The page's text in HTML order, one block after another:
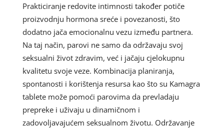
Prakticiranje redovite intimnosti također potiče
proizvodnju hormona sreće i povezanosti, što
dodatno jača emocionalnu vezu između partnera.
Na taj način, parovi ne samo da održavaju svoj
seksualni život zdravim, već i jačaju cjelokupnu
kvalitetu svoje veze. Kombinacija planiranja,
spontanosti i korištenja resursa kao što su Kamagra
tablete može pomoći parovima da prevladaju
prepreke i uživaju u dinamičnom i
zadovoljavajućem seksualnom životu. Održavanje